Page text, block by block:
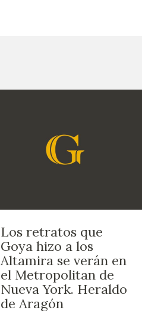
PRENSA
GOYA
Los retratos que
Goya hizo a los
Altamira se verán en
el Metropolitan de
Nueva York. Heraldo
de Aragón